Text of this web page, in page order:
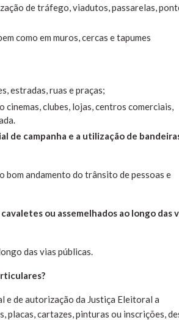
de tráfego, viadutos, passarelas,
como em muros, cercas e tapumes
estradas, ruas e praças;
cinemas, clubes, lojas, centros comerciais,
de campanha e a utilização de
bom andamento do trânsito de pessoas e
ou assemelhados ao longo das
das vias públicas.
e de autorização da Justiça Eleitoral a
cartazes, pinturas ou inscrições,